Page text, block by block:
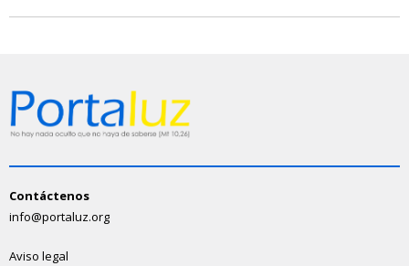
Contáctenos
info@portaluz.org
Aviso legal